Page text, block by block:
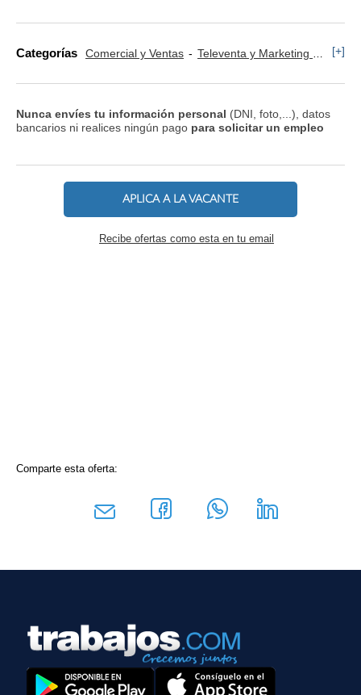
Categorías Comercial y Ventas Televenta y Marketing Telefónico [+]
Nunca envíes tu información personal (DNI, foto,...), datos
bancarios ni realices ningún pago para solicitar un empleo
APLICA A LA VACANTE
Recibe ofertas como esta en tu email
Comparte esta oferta: